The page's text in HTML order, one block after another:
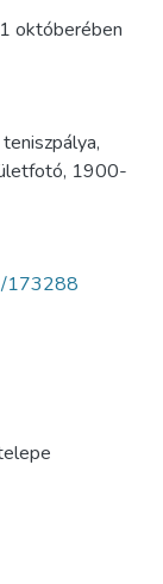
októberében
teniszpálya,
, 1900-
173288